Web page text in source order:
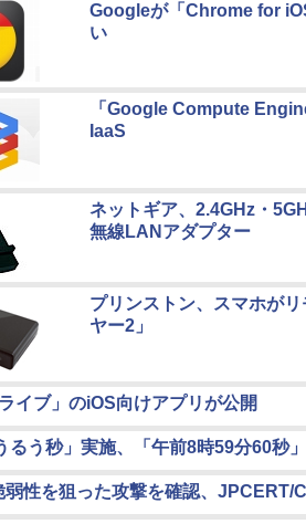
Googleが「Chrome for
い
「Google Compute
IaaS
ネットギア、2.4GHz・
無線LANアダプター
プリンストン、スマホが
ヤー2」
イブ」のiOS向けアプリが公開
るう秒」実施、「午前8時59分60秒
性を狙った攻撃を確認、JPCERT/